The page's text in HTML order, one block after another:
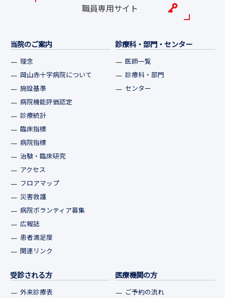
職員専用サイト
当院のご案内
理念
岡山赤十字病院について
施設基準
病院機能評価認定
診療統計
臨床指標
病院指標
治験・臨床研究
アクセス
フロアマップ
災害救護
病院ボランティア募集
広報誌
患者満足度
関連リンク
診療科・部門・センター
医師一覧
診療科・部門
センター
受診される方
外来診療表
医療機関の方
ご予約の流れ